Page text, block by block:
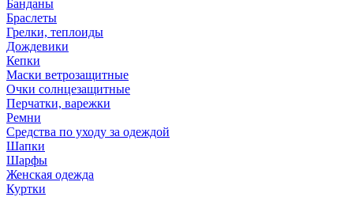
Банданы
Браслеты
Грелки, теплоиды
Дождевики
Кепки
Маски ветрозащитные
Очки солнцезащитные
Перчатки, варежки
Ремни
Средства по уходу за одеждой
Шапки
Шарфы
Женская одежда
Куртки